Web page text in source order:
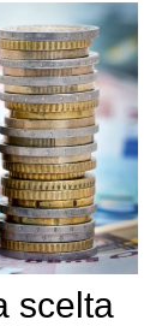
scelta